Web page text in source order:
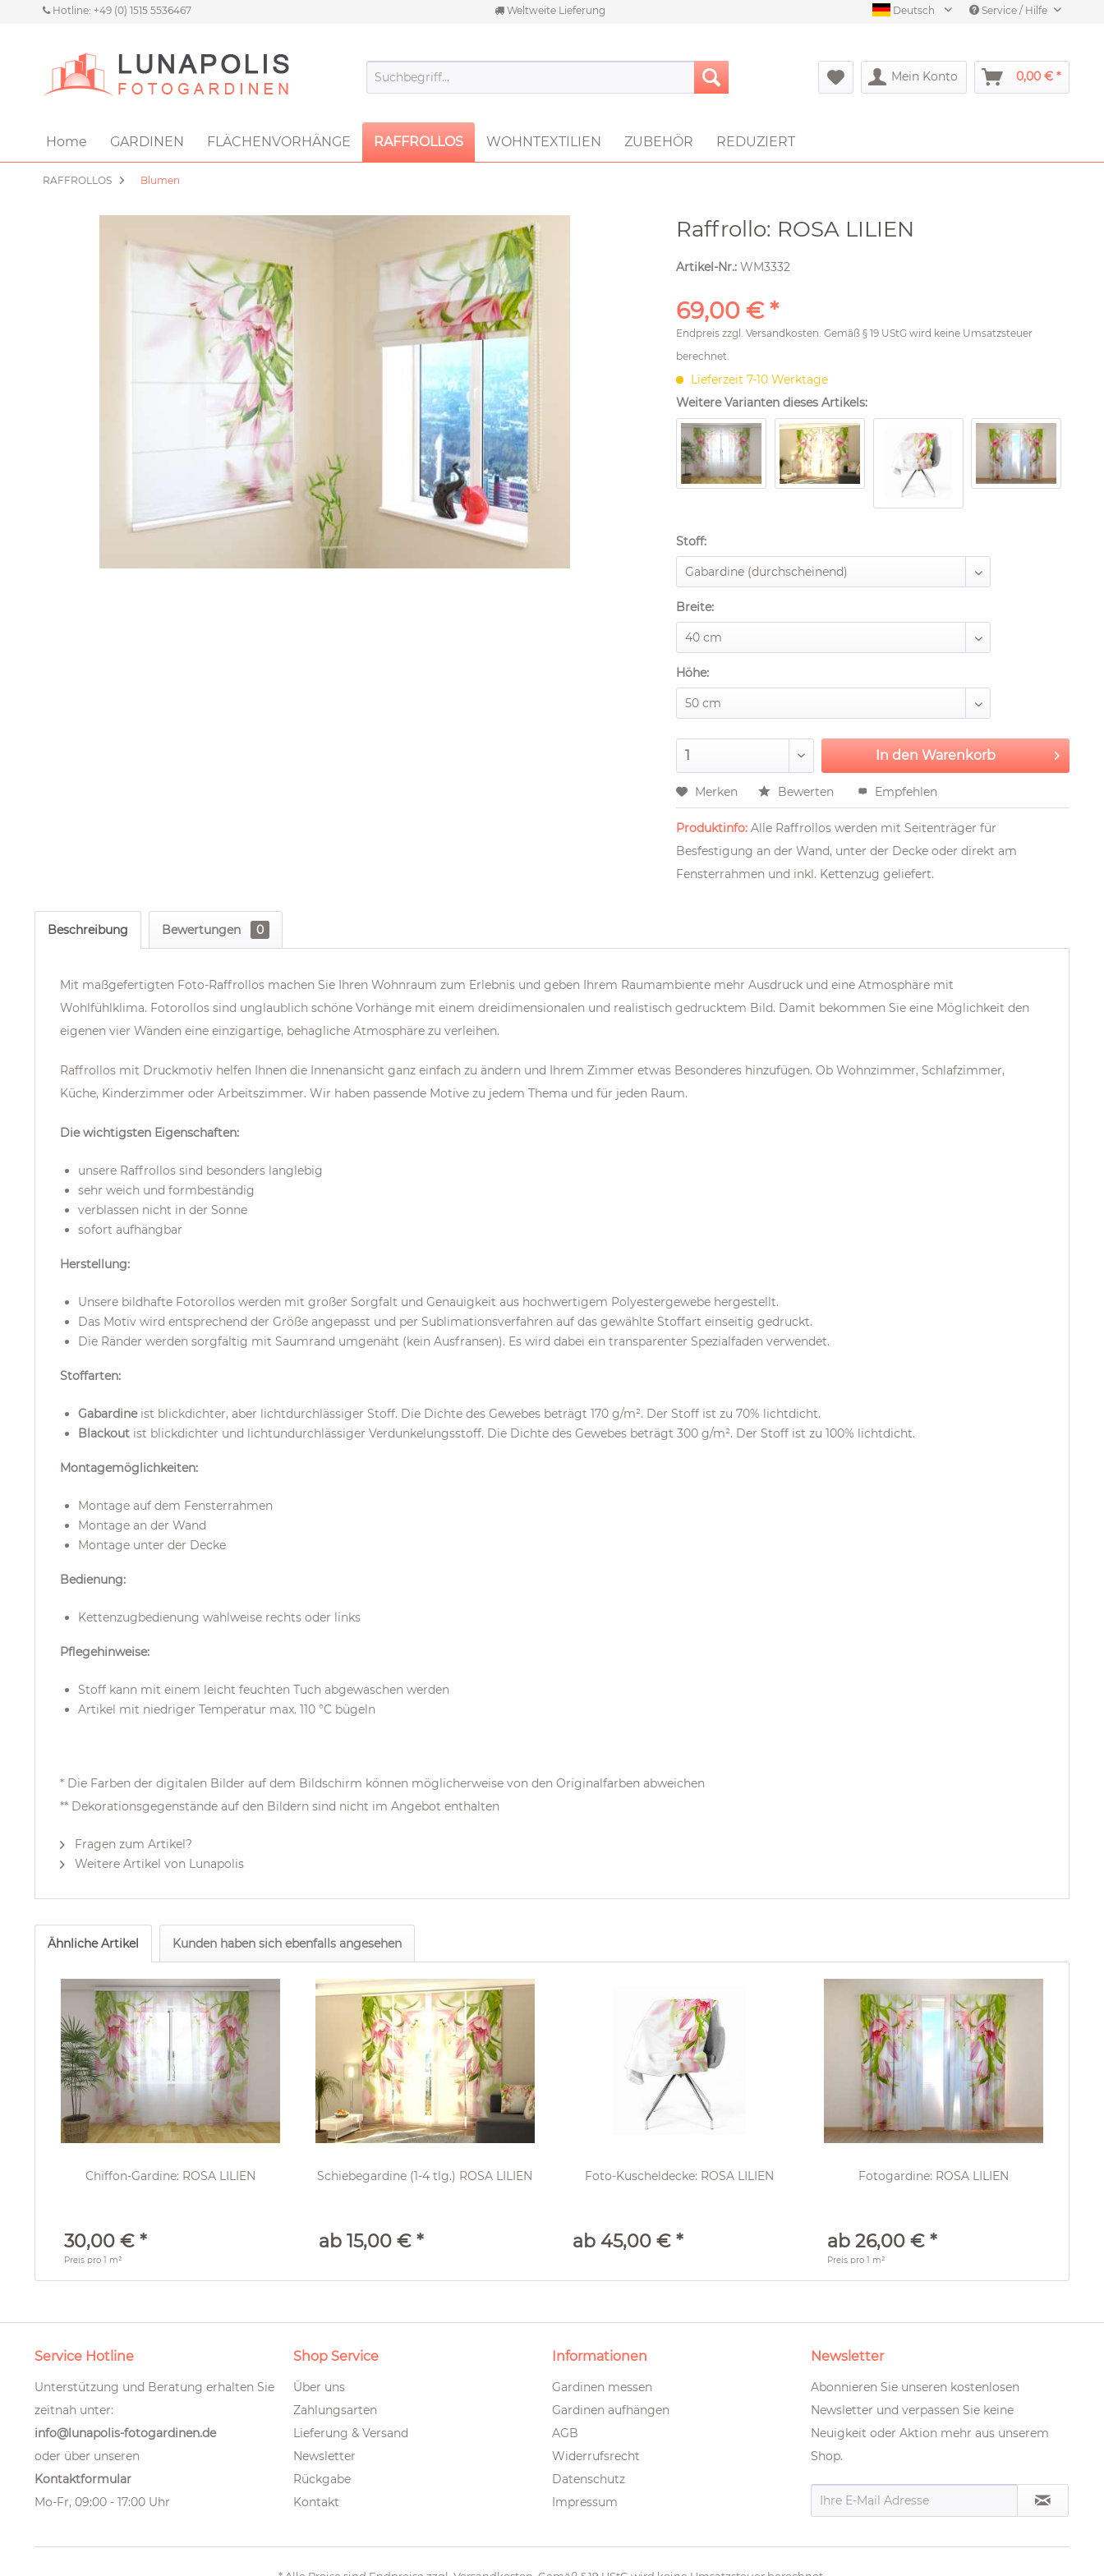
Hotline: +49 (0) 1515 5536467 Weltweite Lieferung Deutsch Service / Hilfe
Mein Konto 0,00 € *
Home GARDINEN FLÄCHENVORHÄNGE RAFFROLLOS WOHNTEXTILIEN ZUBEHÖR REDUZIERT
RAFFROLLOS Blumen
Raffrollo: ROSA LILIEN
Artikel-Nr.:WM3332
69,00 € *
Endpreis zzgl.Versandkosten. Gemäß § 19 UStG wird keine Umsatzsteuer
berechnet.
Lieferzeit 7-10 Werktage
Weitere Varianten dieses Artikels:
Stoff:
Breite:
Höhe:
In den Warenkorb
Merken Bewerten Empfehlen
Produktinfo: Alle Raffrollos werden mit Seitenträger für
Besfestigung an der Wand, unter der Decke oder direkt am
Fensterrahmen und inkl. Kettenzug geliefert.
Beschreibung Bewertungen 0
Mit maßgefertigten Foto-Raffrollos machen Sie Ihren Wohnraum zum Erlebnis und geben Ihrem Raumambiente mehr Ausdruck und eine Atmosphäre mit
Wohlfühlklima. Fotorollos sind unglaublich schöne Vorhänge mit einem dreidimensionalen und realistisch gedrucktem Bild. Damit bekommen Sie eine Möglichkeit den
eigenen vier Wänden eine einzigartige, behagliche Atmosphäre zu verleihen.
Raffrollos mit Druckmotiv helfen Ihnen die Innenansicht ganz einfach zu ändern und Ihrem Zimmer etwas Besonderes hinzufügen. Ob Wohnzimmer, Schlafzimmer,
Küche, Kinderzimmer oder Arbeitszimmer. Wir haben passende Motive zu jedem Thema und für jeden Raum.
Die wichtigsten Eigenschaften:
unsere Raffrollos sind besonders langlebig
sehr weich und formbeständig
verblassen nicht in der Sonne
sofort aufhängbar
Herstellung:
Unsere bildhafte Fotorollos werden mit großer Sorgfalt und Genauigkeit aus hochwertigem Polyestergewebe hergestellt.
Das Motiv wird entsprechend der Größe angepasst und per Sublimationsverfahren auf das gewählte Stoffart einseitig gedruckt.
Die Ränder werden sorgfältig mit Saumrand umgenäht (kein Ausfransen). Es wird dabei ein transparenter Spezialfaden verwendet.
Stoffarten:
Gabardineist blickdichter, aber lichtdurchlässiger Stoff. Die Dichte des Gewebes beträgt 170 g/m². Der Stoff ist zu 70% lichtdicht.
Blackout ist blickdichter und lichtundurchlässiger Verdunkelungsstoff. Die Dichte des Gewebes beträgt 300 g/m². Der Stoff ist zu 100% lichtdicht.
Montagemöglichkeiten:
Montage auf dem Fensterrahmen
Montage an der Wand
Montage unter der Decke
Bedienung:
Kettenzugbedienung wahlweise rechts oder links
Pflegehinweise:
Stoff kann mit einem leicht feuchten Tuch abgewaschen werden
Artikel mit niedriger Temperatur max. 110 °C bügeln
* Die Farben der digitalen Bilder auf dem Bildschirm können möglicherweise von den Originalfarben abweichen
** Dekorationsgegenstände auf den Bildern sind nicht im Angebot enthalten
Fragen zum Artikel?
Weitere Artikel von Lunapolis
Ähnliche Artikel Kunden haben sich ebenfalls angesehen
Chiffon-Gardine: ROSA LILIEN
30,00 € *
Preis pro 1 m²
Schiebegardine (1-4 tlg.) ROSA LILIEN
ab 15,00 € *
Foto-Kuscheldecke: ROSA LILIEN
ab 45,00 € *
Fotogardine: ROSA LILIEN
ab 26,00 € *
Preis pro 1 m²
Service Hotline
Unterstützung und Beratung erhalten Sie
zeitnah unter:
info@lunapolis-fotogardinen.de
oder über unseren
Kontaktformular
Mo-Fr, 09:00 - 17:00 Uhr
Shop Service
Über uns
Zahlungsarten
Lieferung & Versand
Newsletter
Rückgabe
Kontakt
Informationen
Gardinen messen
Gardinen aufhängen
AGB
Widerrufsrecht
Datenschutz
Impressum
Newsletter
Abonnieren Sie unseren kostenlosen
Newsletter und verpassen Sie keine
Neuigkeit oder Aktion mehr aus unserem
Shop.